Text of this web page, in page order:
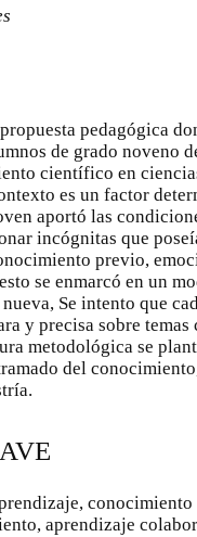
pedagógica
de grado noveno
científico en
es un factor
aportó las
incógnitas que
previo,
se enmarcó en un
Se intento que
y precisa sobre
metodológica se
del
aprendizaje